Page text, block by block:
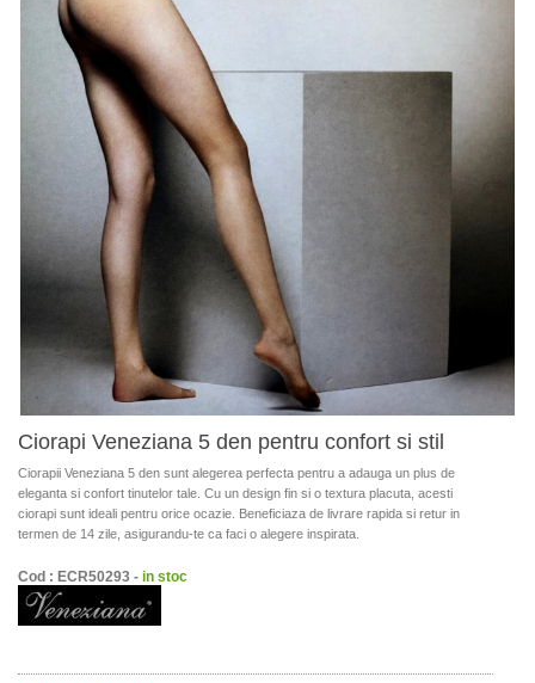
Ciorapi Veneziana 5 den pentru confort si stil
Ciorapii Veneziana 5 den sunt alegerea perfecta pentru a adauga un plus de
eleganta si confort tinutelor tale. Cu un design fin si o textura placuta, acesti
ciorapi sunt ideali pentru orice ocazie. Beneficiaza de livrare rapida si retur in
termen de 14 zile, asigurandu-te ca faci o alegere inspirata.
Cod : ECR50293 - in stoc